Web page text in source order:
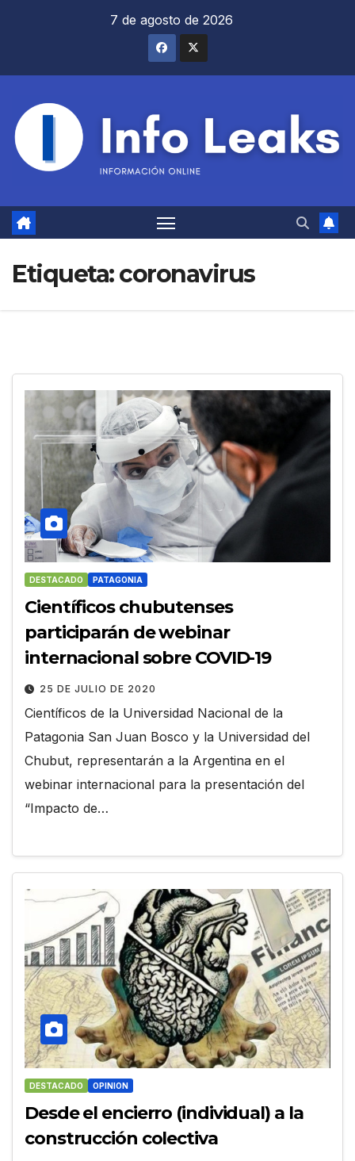
7 de agosto de 2026
Etiqueta:coronavirus
DESTACADO PATAGONIA
Científicos chubutenses
participarán de webinar
internacional sobre COVID-19
25 DE JULIO DE 2020
Científicos de la Universidad Nacional de la
Patagonia San Juan Bosco y la Universidad del
Chubut, representarán a la Argentina en el
webinar internacional para la presentación del
“Impacto de…
DESTACADO OPINION
Desde el encierro (individual) a la
construcción colectiva